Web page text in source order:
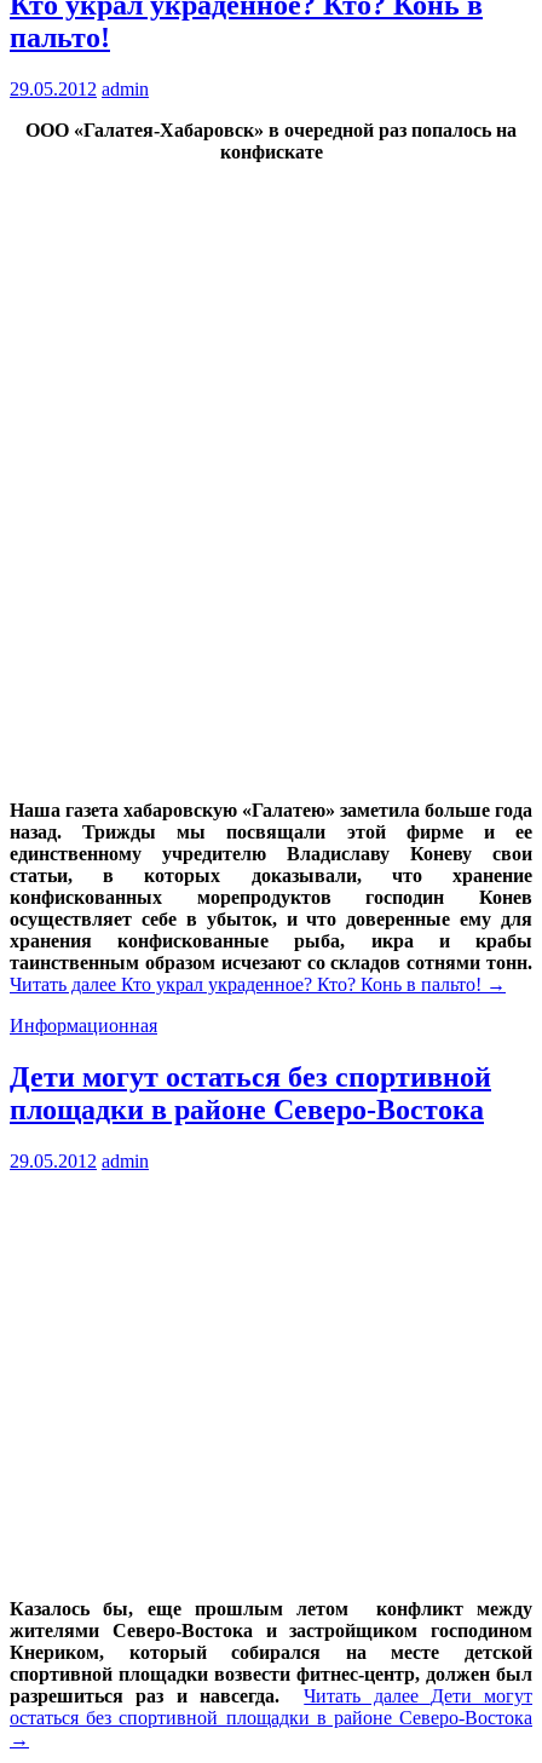
пальто!
29.05.2012 admin
ООО «Галатея-Хабаровск» в очередной раз попалось на
конфискате
Наша газета хабаровскую «Галатею» заметила больше года
назад. Трижды мы посвящали этой фирме и ее
единственному учредителю Владиславу Коневу свои
статьи, в которых доказывали, что хранение
конфискованных морепродуктов господин Конев
осуществляет себе в убыток, и что доверенные ему для
хранения конфискованные рыба, икра и крабы
таинственным образом исчезают со складов сотнями тонн.
Читать далее Кто украл украденное? Кто? Конь в пальто! →
Информационная
Дети могут остаться без спортивной
площадки в районе Северо-Востока
29.05.2012 admin
Казалось бы, еще прошлым летом конфликт между
жителями Северо-Востока и застройщиком господином
Кнериком, который собирался на месте детской
спортивной площадки возвести фитнес-центр, должен был
разрешиться раз и навсегда.Читать далее Дети могут
остаться без спортивной площадки в районе Северо-Востока
→